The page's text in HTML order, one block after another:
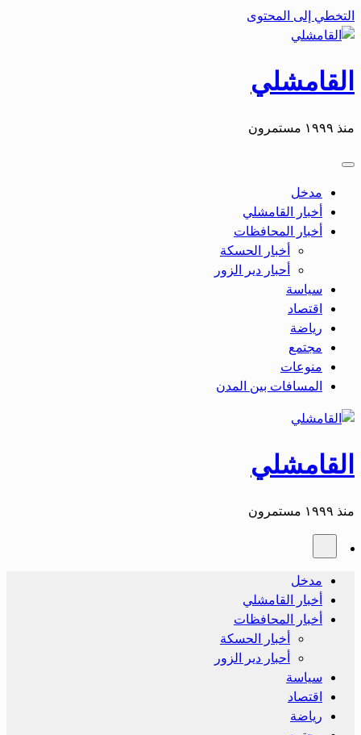
التخطي إلى المحتوى
القامشلي
منذ ١٩٩٩ مستمرون
مدخل
أخبار القامشلي
أخبار المحافظات
أخبار الحسكة
أحبار دير الزور
سياسة
اقتصاد
رياضة
مجتمع
منوعات
المسافات بين المدن
القامشلي
منذ ١٩٩٩ مستمرون
مدخل
أخبار القامشلي
أخبار المحافظات
أخبار الحسكة
أحبار دير الزور
سياسة
اقتصاد
رياضة